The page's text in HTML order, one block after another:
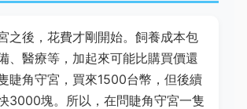
之後，花費才剛開始。飼養成本包
、醫療等，加起來可能比購買價還
睫角守宮，買來1500台幣，但後續
3000塊。所以，在問睫角守宮一隻